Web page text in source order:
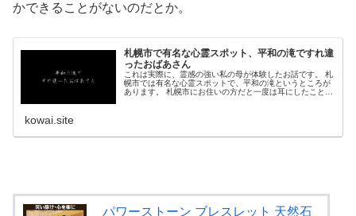
かできることがないのだとか。
札幌市で有名な心霊スポット、平和の滝ですれ違
ったおばあさん
これは実際に、霊感の強い私の母が体験したお話です。 札
幌市では有名な心霊スポットで、平和の滝というところが
あります。 札幌市にお住いの方だと一度は耳にしたことが
kowai.site
パワーストーン ブレスレット 天然石